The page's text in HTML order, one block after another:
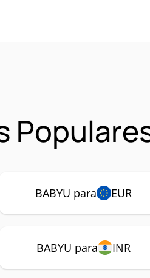
BABYU para EUR
BABYU para INR